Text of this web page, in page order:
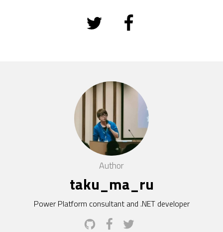
Author
taku_ma_ru
Power Platform consultant and .NET developer